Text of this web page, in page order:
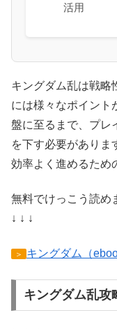
活用
キングダム乱は戦略
には様々なポイント
盤に至るまで、プレ
を下す必要がありま
効率よく進めるため
無料でけっこう読め
↓ ↓ ↓
＞ キングダム（
キングダム乱攻